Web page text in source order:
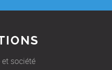
société